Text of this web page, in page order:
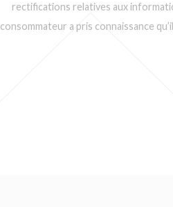
rectifications relatives aux
consommateur a pris connaissance